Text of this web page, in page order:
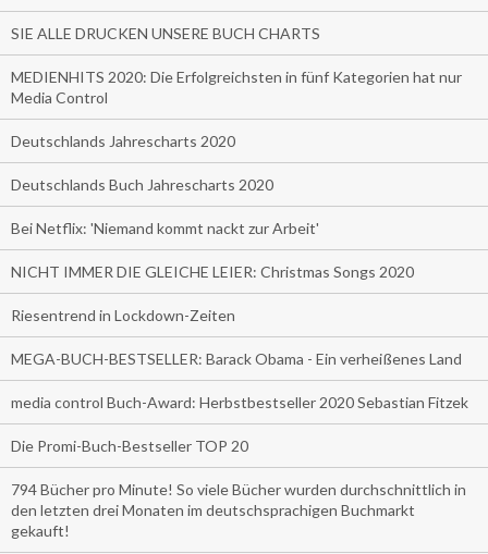
SIE ALLE DRUCKEN UNSERE BUCH CHARTS
MEDIENHITS 2020: Die Erfolgreichsten in fünf Kategorien hat nur
Media Control
Deutschlands Jahrescharts 2020
Deutschlands Buch Jahrescharts 2020
Bei Netflix: 'Niemand kommt nackt zur Arbeit'
NICHT IMMER DIE GLEICHE LEIER: Christmas Songs 2020
Riesentrend in Lockdown-Zeiten
MEGA-BUCH-BESTSELLER: Barack Obama - Ein verheißenes Land
media control Buch-Award: Herbstbestseller 2020 Sebastian Fitzek
Die Promi-Buch-Bestseller TOP 20
794 Bücher pro Minute! So viele Bücher wurden durchschnittlich in
den letzten drei Monaten im deutschsprachigen Buchmarkt
gekauft!